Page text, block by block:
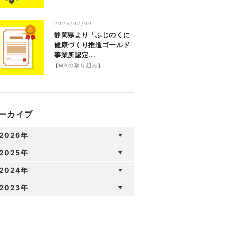
2026/07/09
静岡県より「ふじのくに
健康づくり推進ゴールド
事業所認定...
[MPの取り組み]
カイブ
年
年
年
年